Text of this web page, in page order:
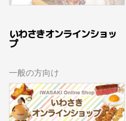
いわさきオンラインショッ
プ
一般の方向け